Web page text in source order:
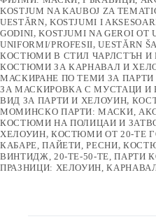
KOSTJUM NA KAUBOJ ZA
UESTǍRN, KOSTJUMI I
GODINI,KOSTJUMI NA GEROI OT
UNIFORMI/PROFESII,UESTǍRN
КОСТЮМИ В СТИЛ ЧАРЛСТЪН И
КОСТЮМИ ЗА КАРНАВАЛ И
МАСКИРАНЕ ПО ТЕМИ ЗА
ЗА МАСКИРОВКА С МУСТАЦИ И
ВИД ЗА ПАРТИ И ХЕЛОУИН,
МОМИНСКО ПАРТИ: МАСКИ,
КОСТЮМИ НА ПОЛИЦАИ И
ХЕЛОУИН, КОСТЮМИ ОТ 20-ТЕ
КАБАРЕ, ПАЙЕТИ, РЕСНИ,
ВИНТИДЖ, 20-ТЕ-50-ТЕ, ПАРТИ
ПРАЗНИЦИ: ХЕЛОУИН,